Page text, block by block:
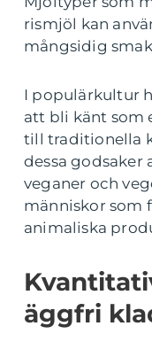
rismjöl kan
mångsidig
I populärkultur
att bli känt som
till traditionella
dessa godsaker
veganer och
människor som
animaliska
äggfri